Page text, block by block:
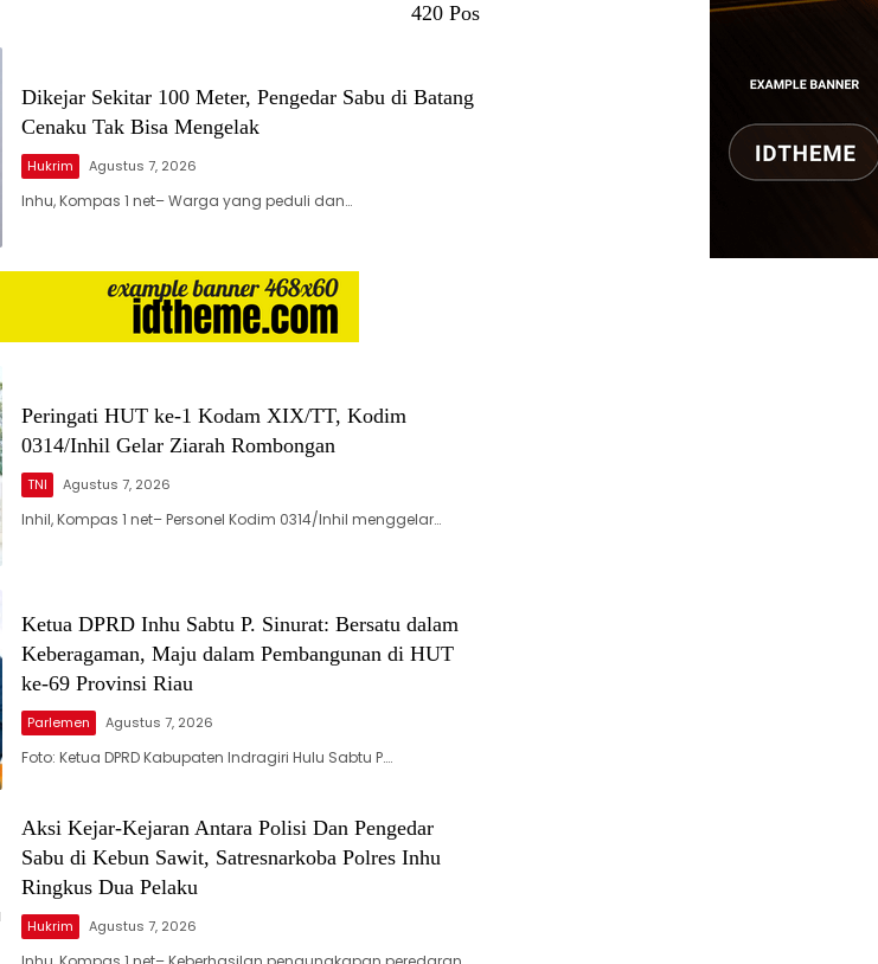
420 Pos
Dikejar Sekitar 100 Meter, Pengedar Sabu di Batang
Cenaku Tak Bisa Mengelak
Hukrim Agustus 7, 2026
Inhu, Kompas 1 net– Warga yang peduli dan…
Peringati HUT ke-1 Kodam XIX/TT, Kodim
0314/Inhil Gelar Ziarah Rombongan
TNI Agustus 7, 2026
Inhil, Kompas 1 net– Personel Kodim 0314/Inhil menggelar…
Ketua DPRD Inhu Sabtu P. Sinurat: Bersatu dalam
Keberagaman, Maju dalam Pembangunan di HUT
ke-69 Provinsi Riau
Parlemen Agustus 7, 2026
Foto: Ketua DPRD Kabupaten Indragiri Hulu Sabtu P….
Aksi Kejar-Kejaran Antara Polisi Dan Pengedar
Sabu di Kebun Sawit, Satresnarkoba Polres Inhu
Ringkus Dua Pelaku
Hukrim Agustus 7, 2026